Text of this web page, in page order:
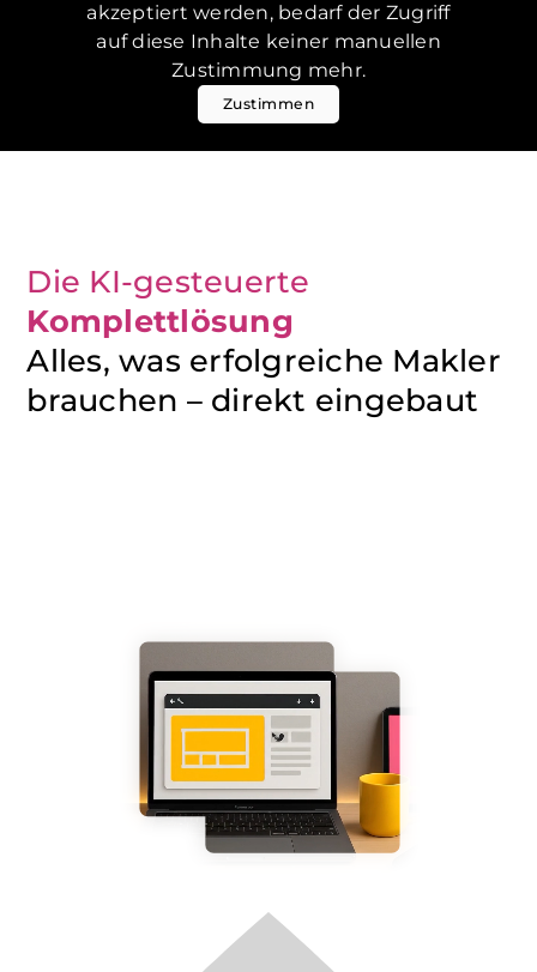
akzeptiert werden, bedarf der Zugriff
auf diese Inhalte keiner manuellen
Zustimmung mehr.
Zustimmen
Die KI-gesteuerte
Komplettlösung
Alles, was erfolgreiche Makler
brauchen – direkt eingebaut